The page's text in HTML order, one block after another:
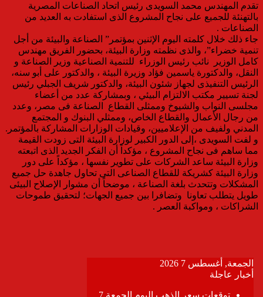
تقدم المهندس محمد السويدى رئيس اتحاد الصناعات المصرية
بالتهنئة للجميع على نجاح المشروع الذى استفادت به العديد من
الصناعات .
جاء ذلك خلال كلمته اليوم الإثنين بمؤتمر” الصناعة والبيئة من أجل
تنمية خضراء”، والذى نظمته وزارة البيئة، بحضور الفريق مهندس
كامل الوزير نائب رئيس الوزراء للتنمية الصناعية وزير الصناعة و
النقل، والدكتورة ياسمين فؤاد وزيرة البيئة ، والدكتور على أبو سنه،
الرئيس التنفيذى لجهاز شئون البيئة، والدكتور شريف الجبلي رئيس
لجنة تسيير مكتب الالتزام البيئي ، وبمشاركة عدد من أعضاء
مجلسى النواب والشيوخ وممثلى القطاع الصناعة فى مصر، وعدد
من رجال الأعمال والقطاع الخاص، وممثلي البنوك و المجتمع
المدني ولفيف من الإعلاميين، وقيادات الوزارات المشاركة بالمؤتمر.
و لفت السويدى ،إلى الدور الكبير لوزارة البيئة التى زودت القيمة
مما ساهم فى نجاح المشروع ، مؤكداً أن الفكر الجديد الذى اتبعته
وزارة البيئة ساعد الشركات على تطوير نفسها ، مؤكداً على دور
وزارة البيئة كشريكة للقطاع الصناعى التى تحاول جاهدة حل جميع
المشكلات وتتحدث بلغة الصناعة ، موضحاً أن مشوار الإصلاح البيئى
طويل يتطلب تعاونا وتضافرا بين جميع الجهات؛ لتحقيق طموحات
الشراكات ، ومواكبة العصر .